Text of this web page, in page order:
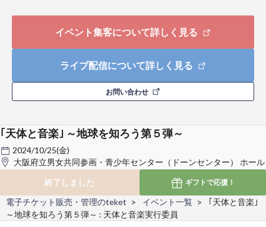
イベント集客について詳しく見る
ライブ配信について詳しく見る
お問い合わせ
｢天体と音楽｣ ～地球を知ろう第５弾～
2024/10/25(金)
大阪府立男女共同参画・青少年センター（ドーンセンター） ホール
終了しました
ギフトで応援！
電子チケット販売・管理のteket イベント一覧
｢天体と音楽｣
～地球を知ろう第５弾～ : 天体と音楽実行委員